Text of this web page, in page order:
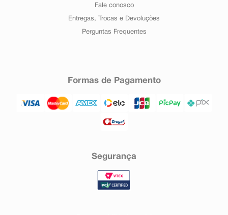
Fale conosco
Entregas, Trocas e Devoluções
Perguntas Frequentes
Formas de Pagamento
Segurança